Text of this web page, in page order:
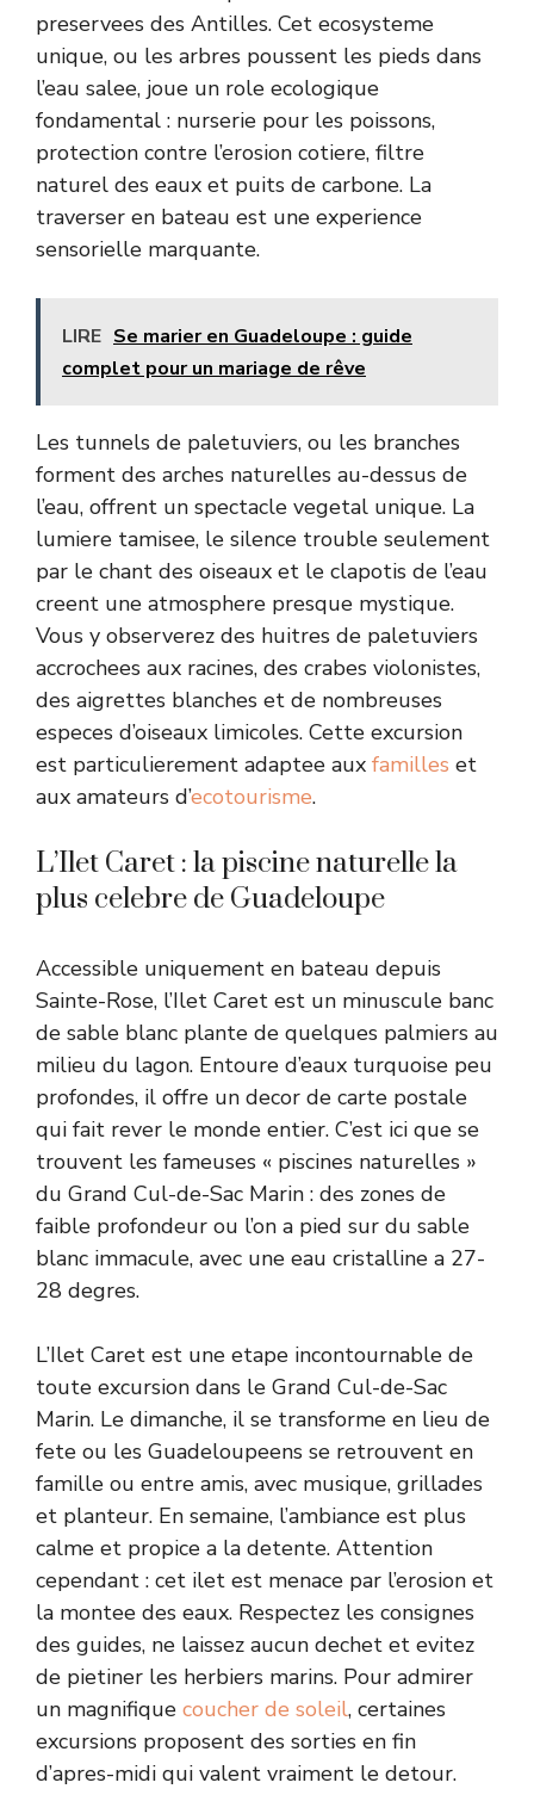
preservees des Antilles. Cet ecosysteme
unique, ou les arbres poussent les pieds dans
l’eau salee, joue un role ecologique
fondamental : nurserie pour les poissons,
protection contre l’erosion cotiere, filtre
naturel des eaux et puits de carbone. La
traverser en bateau est une experience
sensorielle marquante.
LIRE Se marier en Guadeloupe : guide
complet pour un mariage de rêve
Les tunnels de paletuviers, ou les branches
forment des arches naturelles au-dessus de
l’eau, offrent un spectacle vegetal unique. La
lumiere tamisee, le silence trouble seulement
par le chant des oiseaux et le clapotis de l’eau
creent une atmosphere presque mystique.
Vous y observerez des huitres de paletuviers
accrochees aux racines, des crabes violonistes,
des aigrettes blanches et de nombreuses
especes d’oiseaux limicoles. Cette excursion
est particulierement adaptee aux familles et
aux amateurs d’ecotourisme.
L’Ilet Caret : la piscine naturelle la
plus celebre de Guadeloupe
Accessible uniquement en bateau depuis
Sainte-Rose, l’Ilet Caret est un minuscule banc
de sable blanc plante de quelques palmiers au
milieu du lagon. Entoure d’eaux turquoise peu
profondes, il offre un decor de carte postale
qui fait rever le monde entier. C’est ici que se
trouvent les fameuses « piscines naturelles »
du Grand Cul-de-Sac Marin : des zones de
faible profondeur ou l’on a pied sur du sable
blanc immacule, avec une eau cristalline a 27-
28 degres.
L’Ilet Caret est une etape incontournable de
toute excursion dans le Grand Cul-de-Sac
Marin. Le dimanche, il se transforme en lieu de
fete ou les Guadeloupeens se retrouvent en
famille ou entre amis, avec musique, grillades
et planteur. En semaine, l’ambiance est plus
calme et propice a la detente. Attention
cependant : cet ilet est menace par l’erosion et
la montee des eaux. Respectez les consignes
des guides, ne laissez aucun dechet et evitez
de pietiner les herbiers marins. Pour admirer
un magnifique coucher de soleil, certaines
excursions proposent des sorties en fin
d’apres-midi qui valent vraiment le detour.